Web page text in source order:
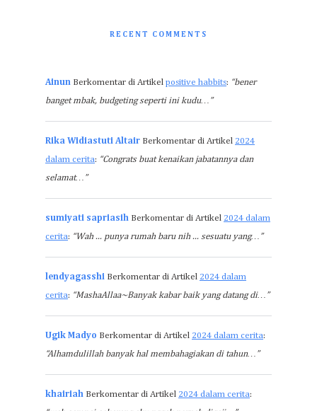
RECENT COMMENTS
Ainun Berkomentar di Artikel positive habbits: “bener
banget mbak, budgeting seperti ini kudu…”
Rika Widiastuti Altair Berkomentar di Artikel 2024
dalam cerita: “Congrats buat kenaikan jabatannya dan
selamat…”
sumiyati sapriasih Berkomentar di Artikel 2024 dalam
cerita: “Wah ... punya rumah baru nih ... sesuatu yang…”
lendyagasshi Berkomentar di Artikel 2024 dalam
cerita: “MashaAllaa~Banyak kabar baik yang datang di…”
Ugik Madyo Berkomentar di Artikel 2024 dalam cerita:
“Alhamdulillah banyak hal membahagiakan di tahun…”
khairiah Berkomentar di Artikel 2024 dalam cerita: